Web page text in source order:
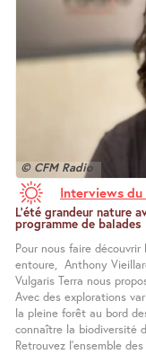
© CFM Radio
Interviews
L’été grandeur nature
programme de balades
Pour nous faire
entoure, Anthony
Vulgaris Terra nous
Avec des explorations
la pleine forêt au bord
connaître la biodiversité
Retrouvez l’ensemble